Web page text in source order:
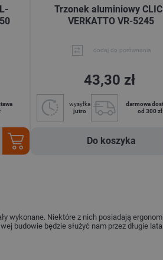
Trzonek aluminiowy
VERKATTO VR-5245
dodaj do porównania
43,30 zł
wysyłka
jutro
darmowa
od 300 zł
Do koszyka
wykonane. Niektóre z nich posiadają
budowie będzie służyć nam przez długie